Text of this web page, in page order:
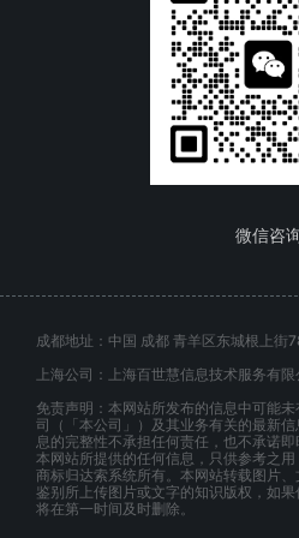
微信咨
成都地址：中国 成都 青羊区东城根上街
上海公司：上海百世慧信息技术服务有限
免责声明：本网站所发布的信息中可能
司（「本公司」）及其业务有关的最新
息的完整性不承担任何责任，也不承诺即
本网站所提供的任何信息，只供参考之
商标归达索系统所有。本网站转载图片
鉴别所上传图片或文字的知识版权，如
将在第一时间及时删除。